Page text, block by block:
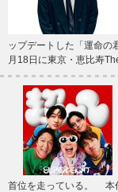
ップデートした「運命
月18日に東京・恵比寿
首位を走っている。 本